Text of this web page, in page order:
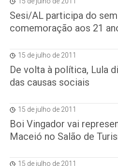
Sesi/AL participa do
comemoração aos 21
15 de julho de 2011
De volta à política, Lula
das causas sociais
15 de julho de 2011
Boi Vingador vai
Maceió no Salão de
15 de julho de 2011